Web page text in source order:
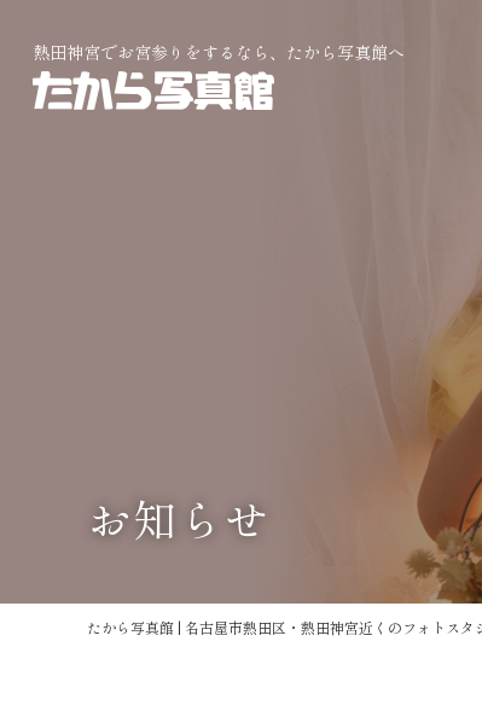
熱田神宮でお宮参りをするなら、たから写真館へ
お知らせ
たから写真館 | 名古屋市熱田区・熱田神宮近くのフォトスタ